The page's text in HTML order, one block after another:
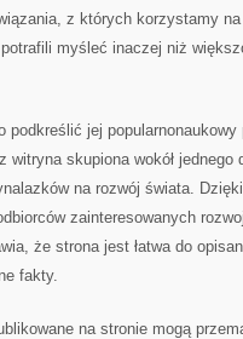
z których korzystamy
myśleć inaczej niż
podkreślić jej
skupiona wokół jednego
na rozwój świata.
zainteresowanych
że strona jest łatwa do
fakty.
na stronie mogą